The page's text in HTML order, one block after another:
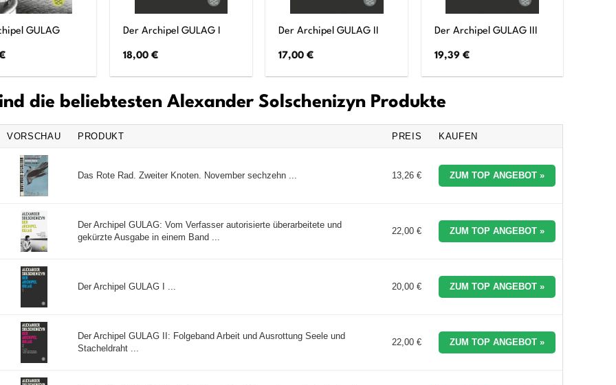
GULAG Der Archipel GULAG I
18,00€
Der Archipel GULAG II
17,00€
Der Archipel GULAG III
19,39 €
die beliebtesten Alexander Solschenizyn Produkte
VORSCHAU PRODUKT PREIS KAUFEN
Das Rote Rad. Zweiter Knoten. November sechzehn ... 13,26 € ZUM TOP ANGEBOT »
Der Archipel GULAG: Vom Verfasser autorisierte überarbeitete und
gekürzte Ausgabe in einem Band ...
22,00 € ZUM TOP ANGEBOT »
Der Archipel GULAG I ... 20,00 € ZUM TOP ANGEBOT »
Der Archipel GULAG II: Folgeband Arbeit und Ausrottung Seele und
Stacheldraht ...
22,00 € ZUM TOP ANGEBOT »